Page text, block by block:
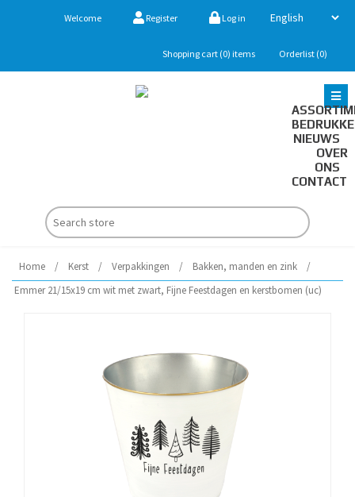
Welcome Register Log in
Shopping cart (0) items Orderlist (0)
NIEUWS
OVER
ONS
CONTACT
Home / Kerst / Verpakkingen / Bakken, manden en zink
/
Emmer 21/15x19 cm wit met zwart, Fijne Feestdagen en kerstbomen (uc)